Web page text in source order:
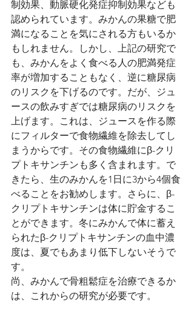
制効果、動脈硬化発症抑制効果なども
認められています。みかんの果糖で肥
満になることを気にされる方もいるか
もしれません。しかし、上記の研究で
も、みかんをよく食べる人の肥満発症
率が増加することもなく、逆に糖尿病
のリスクを下げるのです。だが、ジュ
ースの飲みすぎでは糖尿病のリスクを
上げます。これは、ジュースを作る際
にフィルターで食物繊維を除去してし
まうからです。その食物繊維にβ-クリ
プトキサンチンも多く含まれます。で
きたら、生のみかんを1日に3から4個食
べることをお勧めします。さらに、β-
クリプトキサンチンは体に貯金するこ
とができます。冬にみかんで体に蓄え
られたβ-クリプトキサンチンの血中濃
度は、夏でもあまり低下しないそうで
す。
尚、みかんで骨粗鬆症を治療できるか
は、これからの研究が必要です。